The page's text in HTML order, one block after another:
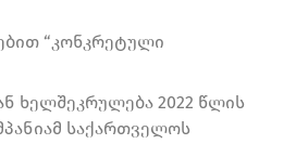
“კონკრეტული
ხელშეკრულება 2022 წლის
საქართველოს